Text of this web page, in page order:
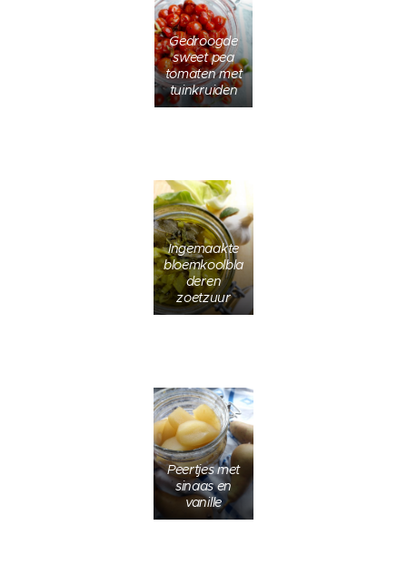
Gedroogde
sweet pea
tomaten met
tuinkruiden
Ingemaakte
bloemkoolbla
deren
zoetzuur
Peertjes met
sinaas en
vanille